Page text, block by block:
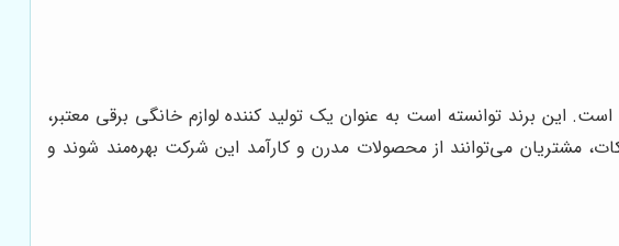
این برند توانسته است به عنوان یک تولید کننده لوازم خانگی برقی معتبر،
مشتریان می‌توانند از محصولات مدرن و کارآمد این شرکت بهره‌مند شوند و